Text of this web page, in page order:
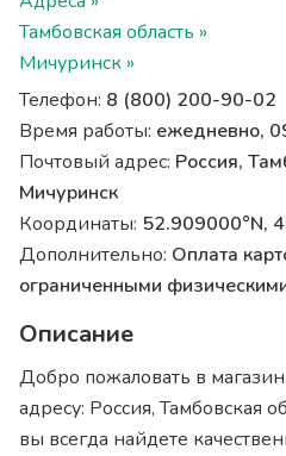
Тамбовская область »
Мичуринск »
Телефон: 8 (800) 200-90-02
Время работы: ежедневно,
Почтовый адрес: Россия,
Мичуринск
Координаты: 52.909000°N,
Дополнительно: Оплата
ограниченными
Описание
Добро пожаловать в
адресу: Россия, Тамбовская
вы всегда найдете